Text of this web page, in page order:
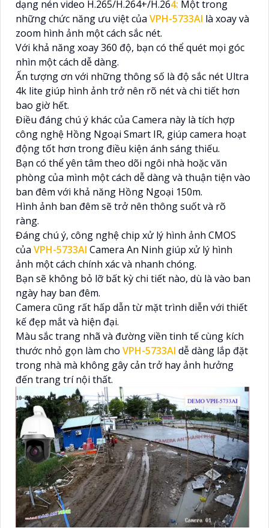
dạng nén video H.265/H.264+/H.264: Một trong
những chức năng ưu việt của VPH-5733AI là xoay và
zoom hình ảnh một cách sắc nét.
Với khả năng xoay 360 độ, bạn có thể quét mọi góc
nhìn một cách dễ dàng.
Ấn tượng ơn với những thông số là độ sắc nét Ultra
4k lite giúp hình ảnh trở nên rõ nét và chi tiết hơn
bao giờ hết.
Điều đáng chú ý khác của Camera này là tích hợp
công nghệ Hồng Ngoại Smart IR, giúp camera hoạt
động tốt hơn trong điều kiện ánh sáng thiếu.
Bạn có thể yên tâm theo dõi ngôi nhà hoặc văn
phòng của mình một cách dễ dàng và thuận tiện vào
ban đêm với khả năng Hồng Ngoại 150m.
Hình ảnh ban đêm sẽ trở nên thông suốt và rõ
ràng.
Đáng chú ý, công nghệ chip xử lý hình ảnh CMOS
của VPH-5733AI Camera An Ninh giúp xử lý hình
ảnh một cách chính xác và nhanh chóng.
Bạn sẽ không bỏ lỡ bất kỳ chi tiết nào, dù là vào ban
ngày hay ban đêm.
Camera cũng rất hấp dẫn từ mặt trình diễn với thiết
kế đẹp mắt và hiện đại.
Màu sắc trang nhã và đường viền tinh tế cùng kích
thước nhỏ gọn làm cho VPH-5733AI dễ dàng lắp đặt
trong nhà mà không gây cản trở hay ảnh hưởng
đến trang trí nội thất.